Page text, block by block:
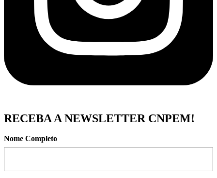
RECEBA A NEWSLETTER CNPEM!
Nome Completo